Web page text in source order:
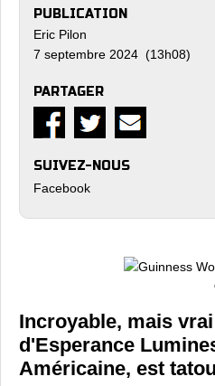
PUBLICATION
Eric Pilon
7 septembre 2024 (13h08)
PARTAGER
SUIVEZ-NOUS
Facebook
Incroyable, mais
d'Esperance
Américaine, est